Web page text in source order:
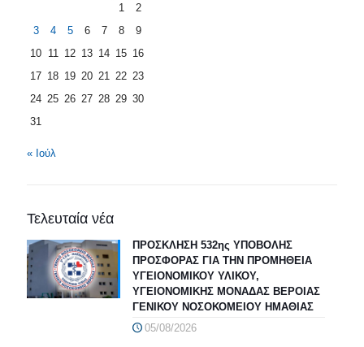
1
2
3
4 5 6 7 8
9
10 11 12 13 14 15 16
17 18 19 20 21 22 23
24 25 26 27 28 29 30
31
« Ιούλ
Τελευταία νέα
ΠΡΟΣΚΛΗΣΗ 532ης ΥΠΟΒΟΛΗΣ
ΠΡΟΣΦΟΡΑΣ ΓΙΑ ΤΗΝ ΠΡΟΜΗΘΕΙΑ
ΥΓΕΙΟΝΟΜΙΚΟΥ ΥΛΙΚΟΥ,
ΥΓΕΙΟΝΟΜΙΚΗΣ ΜΟΝΑΔΑΣ ΒΕΡΟΙΑΣ
ΓΕΝΙΚΟΥ ΝΟΣΟΚΟΜΕΙΟΥ ΗΜΑΘΙΑΣ
05/08/2026